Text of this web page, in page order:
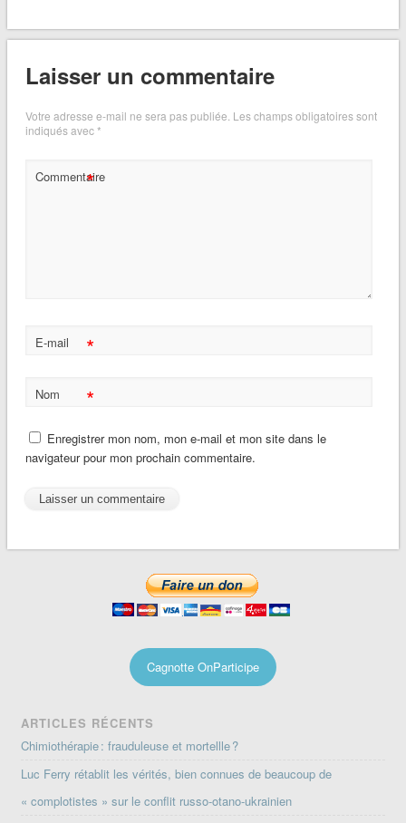
Laisser un commentaire
Votre adresse e-mail ne sera pas publiée. Les champs obligatoires sont
indiqués avec*
Commentaire
*
E-mail *
Nom *
Enregistrer mon nom, mon e-mail et mon site dans le
navigateur pour mon prochain commentaire.
Cagnotte OnParticipe
ARTICLES RÉCENTS
Chimiothérapie : frauduleuse et mortellle ?
Luc Ferry rétablit les vérités, bien connues de beaucoup de
« complotistes » sur le conflit russo-otano-ukrainien